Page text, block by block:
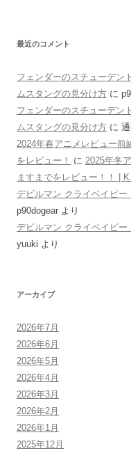
最近のコメント
フェンダーのスチューデン
ムスタングの見分け方 に
フェンダーのスチューデン
ムスタングの見分け方 に
2024年春アニメレビュー前
をレビュー！
に 2025年冬
ますまでをレビュー！！ |
デビルマン クライベイビー
p90dogear より
デビルマン クライベイビー
yuuki より
アーカイブ
2026年7月
2026年6月
2026年5月
2026年4月
2026年3月
2026年2月
2026年1月
2025年12月